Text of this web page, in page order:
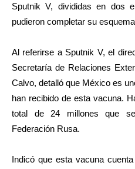
Sputnik V, divididas en dos
pudieron completar su
Al referirse a Sputnik V, el
Secretaría de Relaciones
Calvo, detalló que México es
han recibido de esta vacuna.
total de 24 millones que
Federación Rusa.
Indicó que esta vacuna